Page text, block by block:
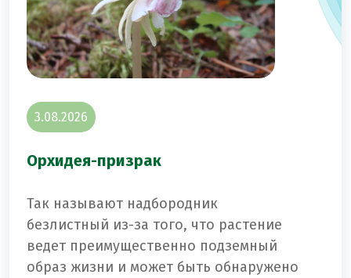
3.08.2026
Орхидея-призрак
Так называют надбородник
безлистный из-за того, что растение
ведет преимущественно подземный
образ жизни и может быть обнаружено